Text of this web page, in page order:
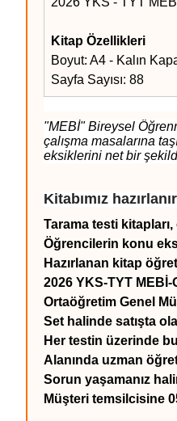
Kitap Özellikleri
Boyut: A4 - Kalın
Sayfa Sayısı: 88
"MEBİ" Bireysel
çalışma masalarına
eksiklerini net bir
Kitabımız
Tarama testi
Öğrencilerin konu
Hazırlanan kitap
2026 YKS-TYT
Ortaöğretim Genel
Set halinde satışta
Her testin üzerinde
Alanında uzman
Sorun yaşamanız
Müşteri temsilcisine